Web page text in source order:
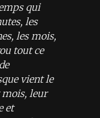
qui
les
les mois,
tout ce
vient le
mois, leur
et